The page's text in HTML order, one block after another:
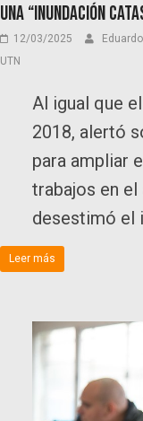
una “inundación
12/03/2025
UTN
Al igual que
2018, alertó
para ampliar
trabajos en
desestimó el
Leer más